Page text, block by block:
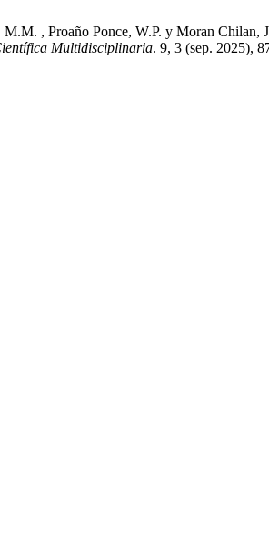
, Proaño Ponce, W.P. y Moran
Multidisciplinaria. 9, 3 (sep. 2025),